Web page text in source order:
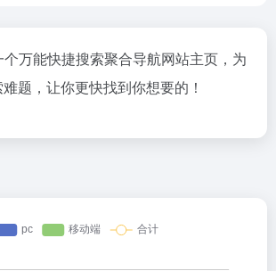
个万能快捷搜索聚合导航网站主页，为
题，让你更快找到你想要的！